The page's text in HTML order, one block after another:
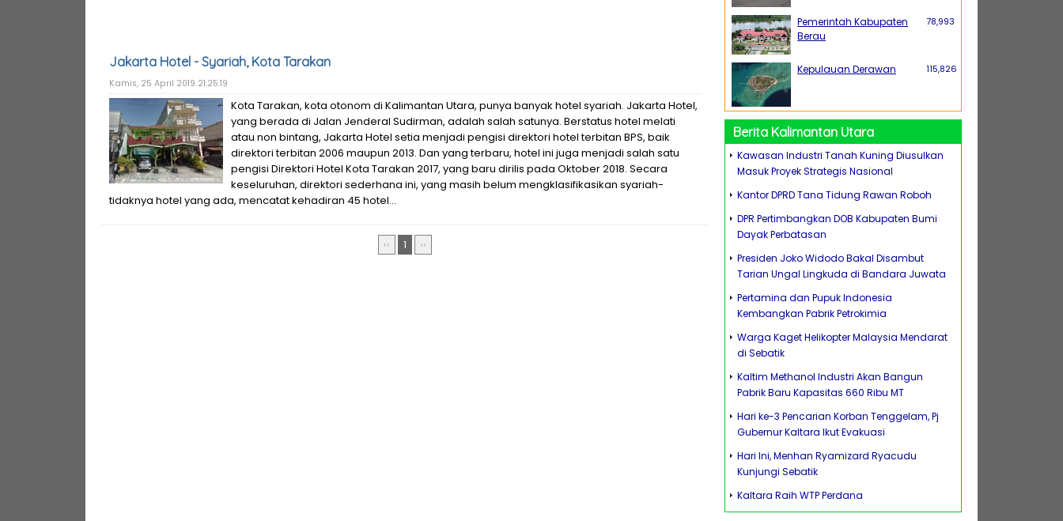
Jakarta Hotel - Syariah, Kota Tarakan
Kamis, 25 April 2019 21:25:19
Kota Tarakan, kota otonom di Kalimantan Utara, punya banyak hotel syariah. Jakarta Hotel,
yang berada di Jalan Jenderal Sudirman, adalah salah satunya. Berstatus hotel melati
atau non bintang, Jakarta Hotel setia menjadi pengisi direktori hotel terbitan BPS, baik
direktori terbitan 2006 maupun 2013. Dan yang terbaru, hotel ini juga menjadi salah satu
pengisi Direktori Hotel Kota Tarakan 2017, yang baru dirilis pada Oktober 2018. Secara
keseluruhan, direktori sederhana ini, yang masih belum mengklasifikasikan syariah-
tidaknya hotel yang ada, mencatat kehadiran 45 hotel...
‹‹ 1 ››
Pemerintah Kabupaten
Berau
78,993
Kepulauan Derawan 115,826
Berita Kalimantan Utara
Kawasan Industri Tanah Kuning Diusulkan
Masuk Proyek Strategis Nasional
Kantor DPRD Tana Tidung Rawan Roboh
DPR Pertimbangkan DOB Kabupaten Bumi
Dayak Perbatasan
Presiden Joko Widodo Bakal Disambut
Tarian Ungal Lingkuda di Bandara Juwata
Pertamina dan Pupuk Indonesia
Kembangkan Pabrik Petrokimia
Warga Kaget Helikopter Malaysia Mendarat
di Sebatik
Kaltim Methanol Industri Akan Bangun
Pabrik Baru Kapasitas 660 Ribu MT
Hari ke-3 Pencarian Korban Tenggelam, Pj
Gubernur Kaltara Ikut Evakuasi
Hari Ini, Menhan Ryamizard Ryacudu
Kunjungi Sebatik
Kaltara Raih WTP Perdana